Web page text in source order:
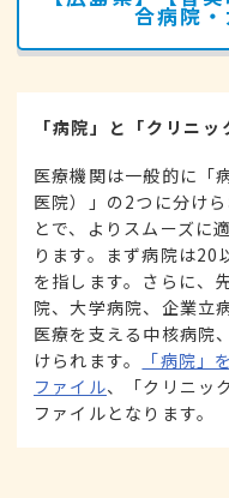
合病院
「病院」と「クリニ
医療機関は一般的に「
医院）」の2つに分け
とで、よりスムーズに
ります。まず病院は20
を指します。さらに、
院、大学病院、企業立
医療を支える中核病院
けられます。
「病院」
ファイル、「クリニッ
ファイルとなります。